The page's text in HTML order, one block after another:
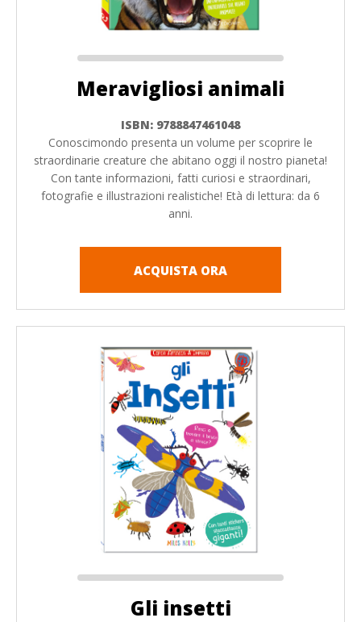
Meravigliosi animali
ISBN: 9788847461048
Conoscimondo presenta un volume per scoprire le
straordinarie creature che abitano oggi il nostro pianeta!
Con tante informazioni, fatti curiosi e straordinari,
fotografie e illustrazioni realistiche! Età di lettura: da 6
anni.
ACQUISTA ORA
Gli insetti